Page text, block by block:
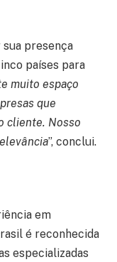
presença
países para
muito espaço
que
cliente. Nosso
”, conclui.
em
é reconhecida
especializadas